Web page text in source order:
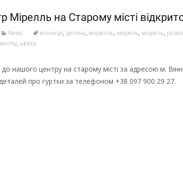
Мірелль на Старому місті
News вінниця, дитина, мирелль, мирель, мырель,
, щорса
нашого центру на старому місті за адресою м.
про гуртки за телефоном +38 097 900 29 27.